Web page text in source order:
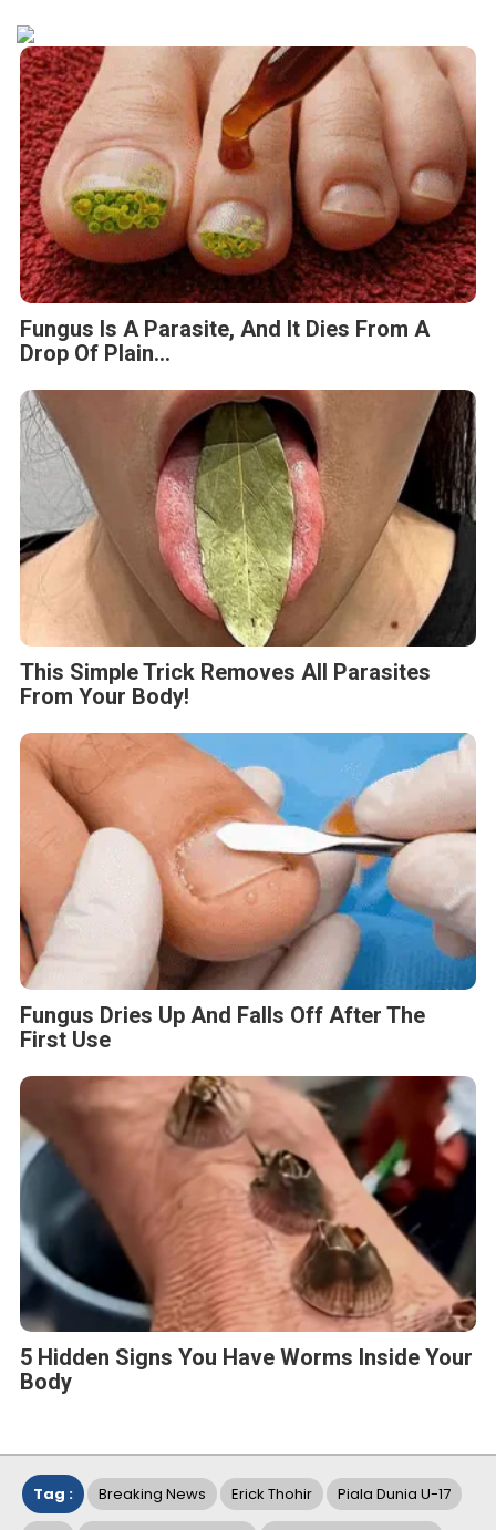
Fungus Is A Parasite, And It Dies From A
Drop Of Plain...
This Simple Trick Removes All Parasites
From Your Body!
Fungus Dries Up And Falls Off After The
First Use
5 Hidden Signs You Have Worms Inside Your
Body
Tag : Breaking News Erick Thohir Piala Dunia U-17